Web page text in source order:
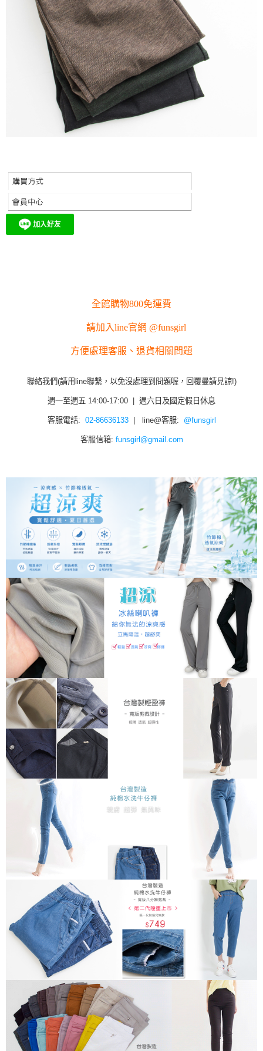
全館購物800免運費
請加入line官網 @funsgirl
方便處理客服、退貨相關問題
聯絡我們(請用line聯繫，以免沒處理到問題喔，回覆曼請見諒!)
週一至週五 14:00-17:00 | 週六日及國定假日休息
客服電話: 02-86636133| line@客服: @funsgirl
客服信箱: funsgirl@gmail.com